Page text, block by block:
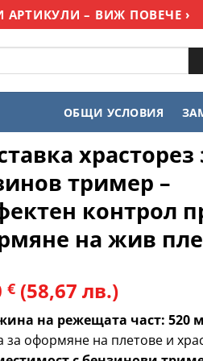
– ВИЖ ПОВЕЧЕ ›
ОБЩИ УСЛОВИЯ
храсторез
тример –
контрол
на жив
€ (58,67 лв.)
на режещата част: 520
за оформяне на плетове и